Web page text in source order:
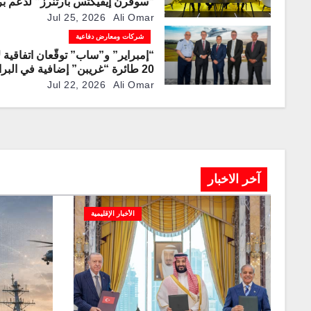
القتال الجوي العالمي
Jul 25, 2026 Ali Omar
شركات ومعارض دفاعية
“إمبراير” و”ساب” توقّعان اتفاقية
20 طائرة “غريبن” إضافية في البرازيل
Jul 22, 2026 Ali Omar
آخر الاخبار
الأخبار الإقليمية